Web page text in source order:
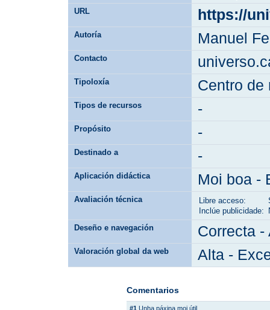
URL https://
Autoría Manuel
Contacto
Tipoloxía Centro de
Tipos de recursos -
Propósito -
Destinado a -
Aplicación didáctica Moi boa -
Avaliación técnica Libre acceso:
Inclúe publicidade:
Deseño e navegación
Correcta -
Valoración global da web Alta -
Comentarios
#1 Unha páxina moi útil